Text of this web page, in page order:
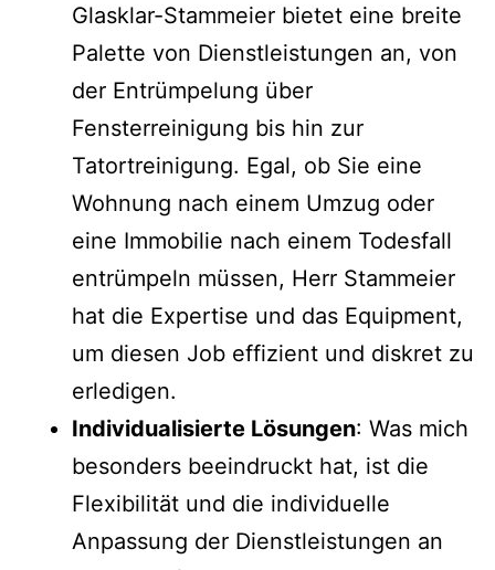
Glasklar-Stammeier bietet eine breite
Palette von Dienstleistungen an, von
der Entrümpelung über
Fensterreinigung bis hin zur
Tatortreinigung. Egal, ob Sie eine
Wohnung nach einem Umzug oder
eine Immobilie nach einem Todesfall
entrümpeln müssen, Herr Stammeier
hat die Expertise und das Equipment,
um diesen Job effizient und diskret zu
erledigen.
Individualisierte Lösungen: Was mich
besonders beeindruckt hat, ist die
Flexibilität und die individuelle
Anpassung der Dienstleistungen an